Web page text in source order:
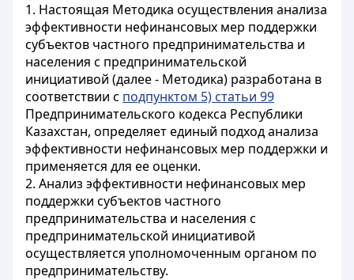
1. Настоящая Методика осуществления анализа
эффективности нефинансовых мер поддержки
субъектов частного предпринимательства и
населения с предпринимательской
инициативой (далее - Методика) разработана в
соответствии с подпунктом 5) статьи 99
Предпринимательского кодекса Республики
Казахстан, определяет единый подход анализа
эффективности нефинансовых мер поддержки и
применяется для ее оценки.
2. Анализ эффективности нефинансовых мер
поддержки субъектов частного
предпринимательства и населения с
предпринимательской инициативой
осуществляется уполномоченным органом по
предпринимательству.